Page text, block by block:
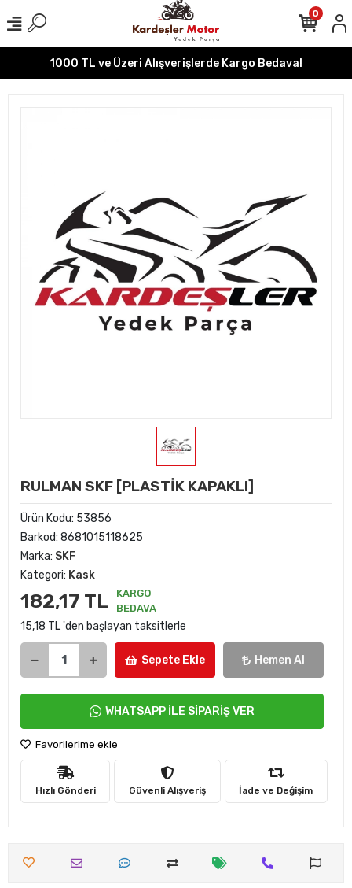
1000 TL ve Üzeri Alışverişlerde Kargo Bedava!
0
RULMAN SKF [PLASTİK KAPAKLI]
Ürün Kodu: 53856
Barkod: 8681015118625
Marka: SKF
Kategori: Kask
182,17 TL
KARGO
BEDAVA
15,18 TL 'den başlayan taksitlerle
Sepete Ekle Hemen Al
WHATSAPP İLE SİPARİŞ VER
Favorilerime ekle
Hızlı Gönderi Güvenli Alışveriş İade ve Değişim